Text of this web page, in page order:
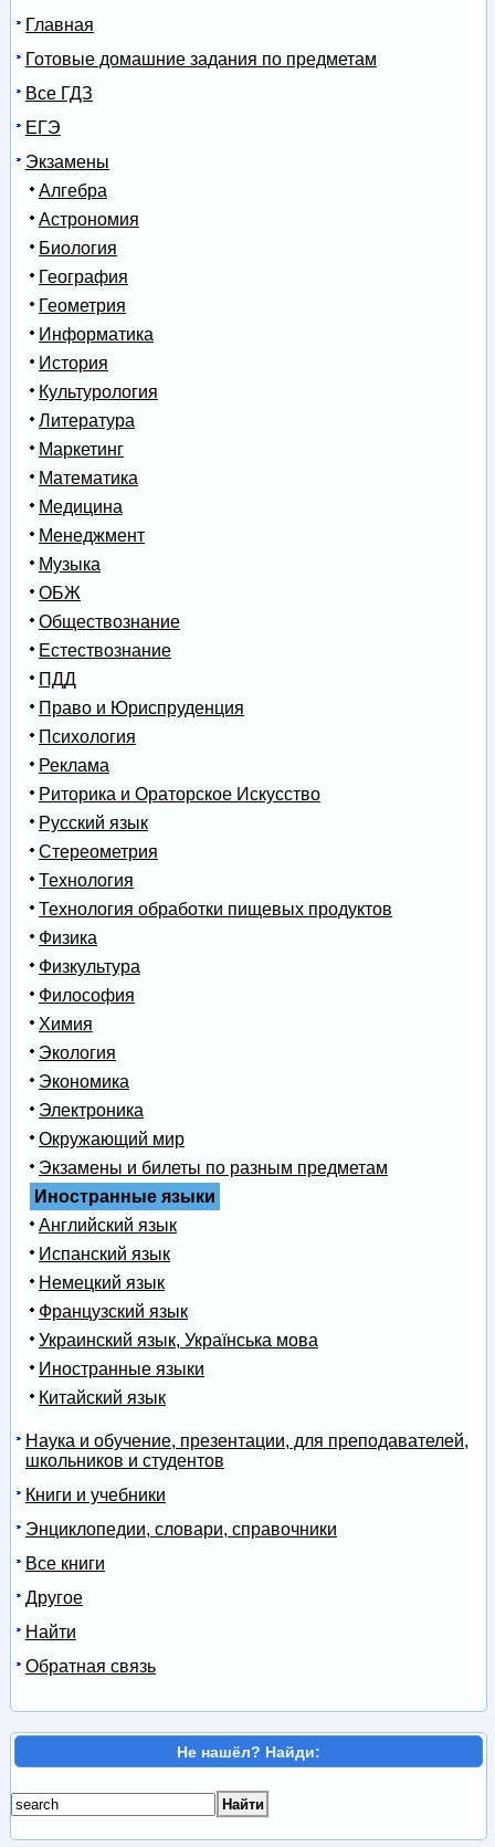
Главная
Готовые домашние задания по предметам
Все ГДЗ
ЕГЭ
Экзамены
Алгебра
Астрономия
Биология
География
Геометрия
Информатика
История
Культурология
Литература
Маркетинг
Математика
Медицина
Менеджмент
Музыка
ОБЖ
Обществознание
Естествознание
ПДД
Право и Юриспруденция
Психология
Реклама
Риторика и Ораторское Искусство
Русский язык
Стереометрия
Технология
Технология обработки пищевых продуктов
Физика
Физкультура
Философия
Химия
Экология
Экономика
Электроника
Окружающий мир
Экзамены и билеты по разным предметам
Иностранные языки
Английский язык
Испанский язык
Немецкий язык
Французский язык
Украинский язык, Українська мова
Иностранные языки
Китайский язык
Наука и обучение, презентации, для преподавателей,
школьников и студентов
Книги и учебники
Энциклопедии, словари, справочники
Все книги
Другое
Найти
Обратная связь
Не нашёл? Найди: